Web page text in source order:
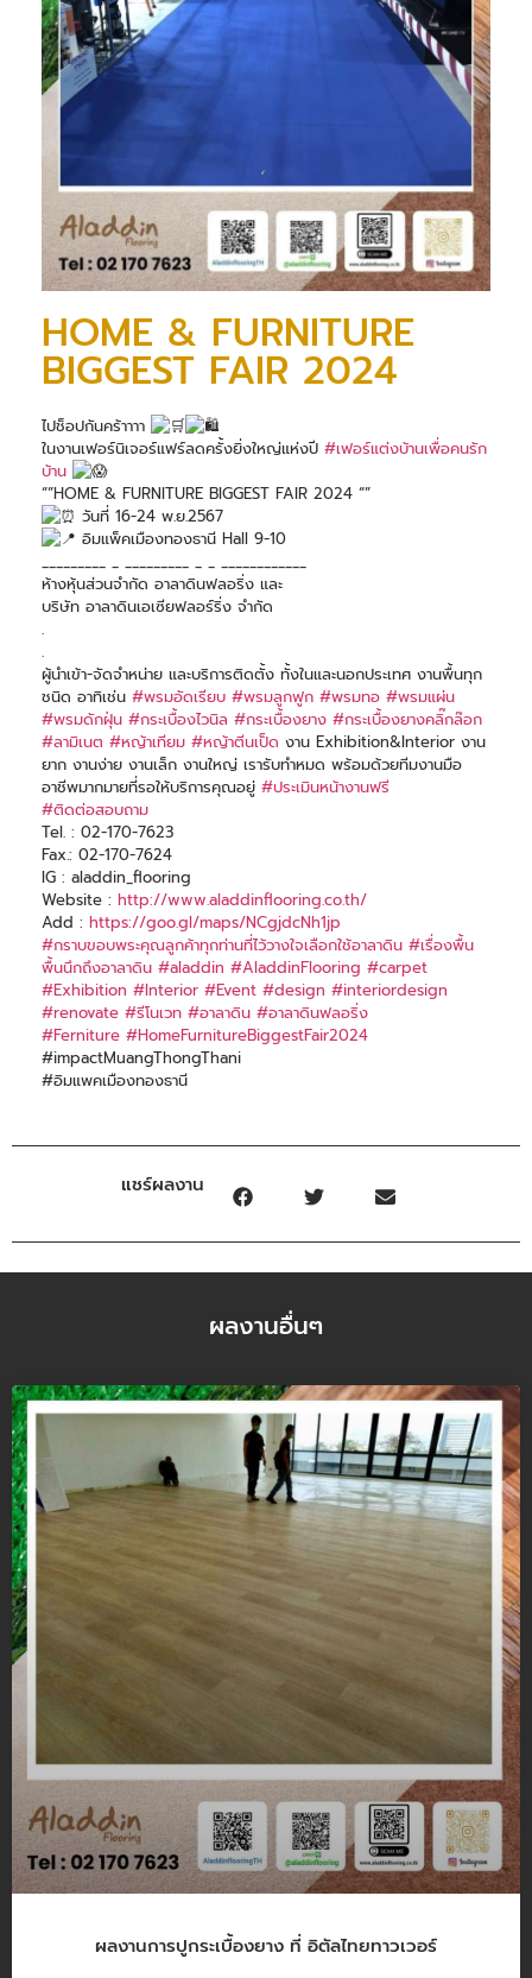
HOME & FURNITURE
BIGGEST FAIR 2024
ไปช็อปกันคร้าาาา
ในงานเฟอร์นิเจอร์แฟร์ลดครั้งยิ่งใหญ่แห่งปี #เฟอร์แต่งบ้านเพื่อคนรัก
บ้าน
“”HOME & FURNITURE BIGGEST FAIR 2024 “”
วันที่ 16-24 พ.ย.2567
อิมแพ็คเมืองทองธานี Hall 9-10
_________ _ _________ _ _ ____________
ห้างหุ้นส่วนจำกัด อาลาดินฟลอริ่ง และ
บริษัท อาลาดินเอเซียฟลอร์ริ่ง จำกัด
.
.
ผู้นำเข้า-จัดจำหน่าย และบริการติดตั้ง ทั้งในและนอกประเทศ งานพื้นทุก
ชนิด อาทิเช่น #พรมอัดเรียบ #พรมลูกฟูก #พรมทอ #พรมแผ่น
#พรมดักฝุ่น #กระเบื้องไวนิล #กระเบื้องยาง #กระเบื้องยางคลิ๊กล๊อก
#ลามิเนต #หญ้าเทียม #หญ้าตีนเป็ด งาน Exhibition&Interior งาน
ยาก งานง่าย งานเล็ก งานใหญ่ เรารับทำหมด พร้อมด้วยทีมงานมือ
อาชีพมากมายที่รอให้บริการคุณอยู่ #ประเมินหน้างานฟรี
#ติดต่อสอบถาม
Tel. : 02-170-7623
Fax.: 02-170-7624
IG : aladdin_flooring
Website : http://www.aladdinflooring.co.th/
Add : https://goo.gl/maps/NCgjdcNh1jp
#กราบขอบพระคุณลูกค้าทุกท่านที่ไว้วางใจเลือกใช้อาลาดิน #เรื่องพื้น
พื้นนึกถึงอาลาดิน #aladdin #AladdinFlooring #carpet
#Exhibition #Interior #Event #design #interiordesign
#renovate #รีโนเวท #อาลาดิน #อาลาดินฟลอริ่ง
#Ferniture #HomeFurnitureBiggestFair2024
#impactMuangThongThani
#อิมแพคเมืองทองธานี
แชร์ผลงาน
ผลงานอื่นๆ
ผลงานการปูกระเบื้องยาง ที่ อิตัลไทยทาวเวอร์